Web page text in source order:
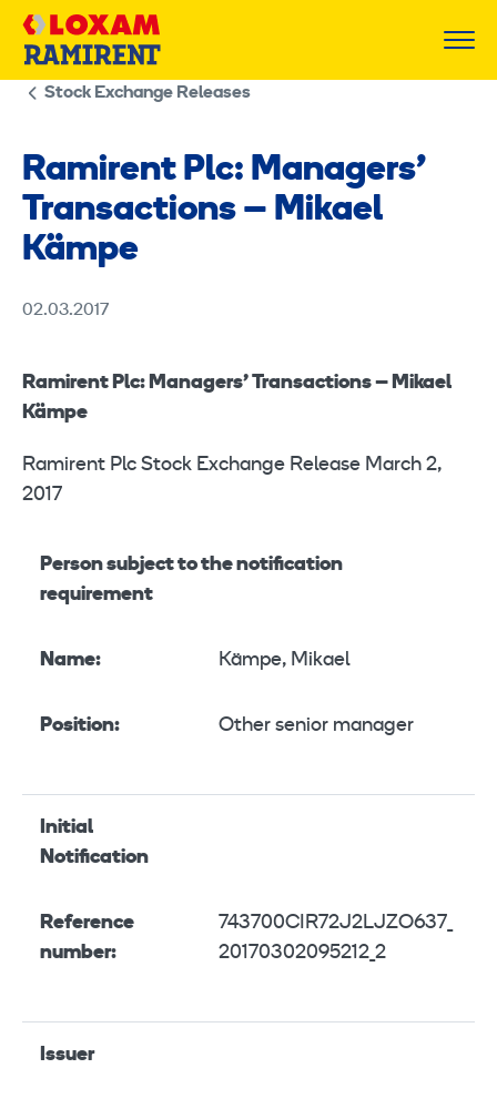
Skip
Stock Exchange Releases
Ramirent Plc: Managers’
Transactions – Mikael
Kämpe
02.03.2017
Ramirent Plc: Managers’ Transactions – Mikael
Kämpe
Ramirent Plc Stock Exchange Release March 2,
2017
Person subject to the notification
requirement
Name: Kämpe, Mikael
Position: Other senior manager
Initial
Notification
Reference
number:
743700CIR72J2LJZO637_
20170302095212_2
Issuer